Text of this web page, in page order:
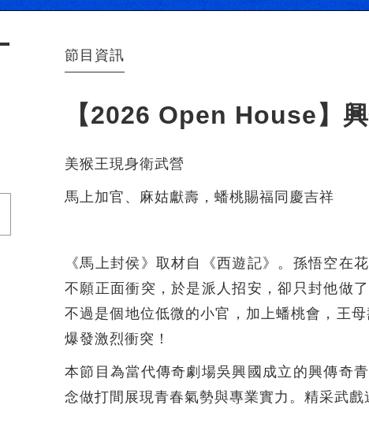
節目資訊
【2026 Open House】
美猴王現身衛武營
馬上加官、麻姑獻壽，蟠桃賜福同慶吉祥
《馬上封侯》取材自《西遊記》。孫悟空在
不願正面衝突，於是派人招安，卻只封他做
不過是個地位低微的小官，加上蟠桃會，王
爆發激烈衝突！
本節目為當代傳奇劇場吳興國成立的興傳奇
念做打間展現青春氣勢與專業實力。精采武